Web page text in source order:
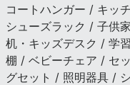
コートハンガー / キッ
シューズラック / 子供
机・キッズデスク / 学
棚 / ベビーチェア / セ
グセット / 照明器具 /